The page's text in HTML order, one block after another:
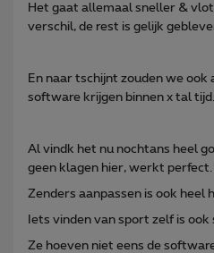
Het gaat allemaal sneller &
verschil, de rest is gelijk
En naar tschijnt zouden we ook
software krijgen binnen x tal tijd.
Al vindk het nu nochtans heel
geen klagen hier, werkt perfect.
Zenders aanpassen is ook heel
Iets vinden van sport zelf is ook
Ze hoeven niet eens de